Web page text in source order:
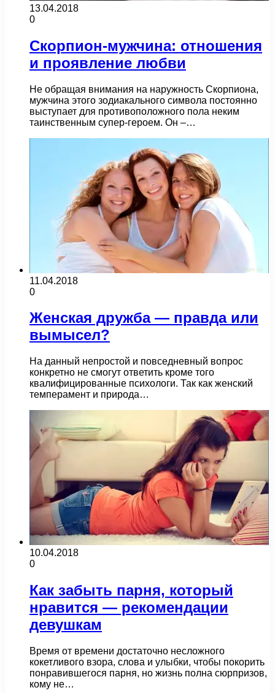
13.04.2018
0
Скорпион-мужчина: отношения
и проявление любви
Не обращая внимания на наружность Скорпиона,
мужчина этого зодиакального символа постоянно
выступает для противоположного пола неким
таинственным супер-героем. Он –…
11.04.2018
0
Женская дружба — правда или
вымысел?
На данный непростой и повседневный вопрос
конкретно не смогут ответить кроме того
квалифицированные психологи. Так как женский
темперамент и природа…
10.04.2018
0
Как забыть парня, который
нравится — рекомендации
девушкам
Время от времени достаточно несложного
кокетливого взора, слова и улыбки, чтобы покорить
понравившегося парня, но жизнь полна сюрпризов,
кому не…